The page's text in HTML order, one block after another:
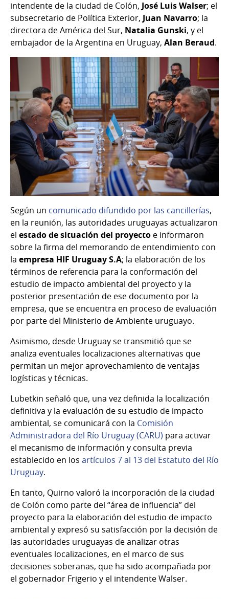
intendente de la ciudad de Colón, José Luis Walser; el
subsecretario de Política Exterior, Juan Navarro; la
directora de América del Sur, Natalia Gunski, y el
embajador de la Argentina en Uruguay, Alan Beraud.
Según un comunicado difundido por las cancillerías,
en la reunión, las autoridades uruguayas actualizaron
el estado de situación del proyecto e informaron
sobre la firma del memorando de entendimiento con
la empresa HIF Uruguay S.A; la elaboración de los
términos de referencia para la conformación del
estudio de impacto ambiental del proyecto y la
posterior presentación de ese documento por la
empresa, que se encuentra en proceso de evaluación
por parte del Ministerio de Ambiente uruguayo.
Asimismo, desde Uruguay se transmitió que se
analiza eventuales localizaciones alternativas que
permitan un mejor aprovechamiento de ventajas
logísticas y técnicas.
Lubetkin señaló que, una vez definida la localización
definitiva y la evaluación de su estudio de impacto
ambiental, se comunicará con la Comisión
Administradora del Río Uruguay (CARU) para activar
el mecanismo de información y consulta previa
establecido en los artículos 7 al 13 del Estatuto del Río
Uruguay.
En tanto, Quirno valoró la incorporación de la ciudad
de Colón como parte del “área de influencia” del
proyecto para la elaboración del estudio de impacto
ambiental y expresó su satisfacción por la decisión de
las autoridades uruguayas de analizar otras
eventuales localizaciones, en el marco de sus
decisiones soberanas, que ha sido acompañada por
el gobernador Frigerio y el intendente Walser.